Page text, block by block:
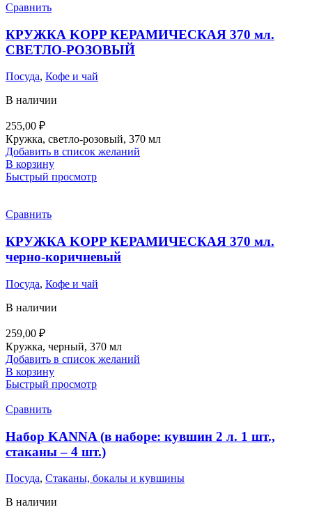
Сравнить
КРУЖКА KOPP КЕРАМИЧЕСКАЯ 370 мл.
СВЕТЛО-РОЗОВЫЙ
Посуда, Кофе и чай
В наличии
255,00 ₽
Кружка, светло-розовый, 370 мл
Добавить в список желаний
В корзину
Быстрый просмотр
Сравнить
КРУЖКА KOPP КЕРАМИЧЕСКАЯ 370 мл.
черно-коричневый
Посуда, Кофе и чай
В наличии
259,00 ₽
Кружка, черный, 370 мл
Добавить в список желаний
В корзину
Быстрый просмотр
Сравнить
Набор KANNA (в наборе: кувшин 2 л. 1 шт.,
стаканы – 4 шт.)
Посуда, Стаканы, бокалы и кувшины
В наличии